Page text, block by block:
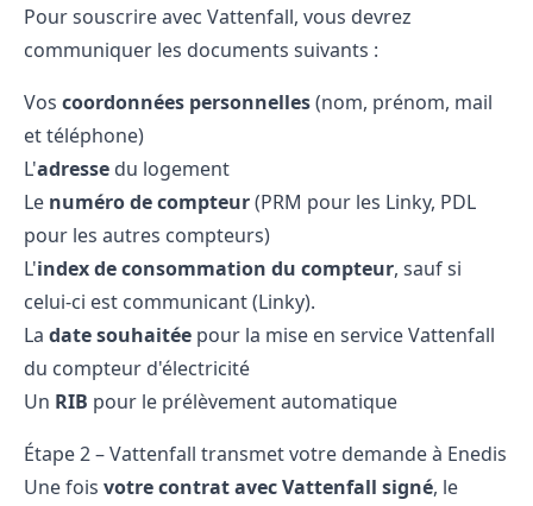
Pour souscrire avec Vattenfall, vous devrez
communiquer les documents suivants :
Vos coordonnées personnelles(nom, prénom, mail
et téléphone)
L'adresse du logement
Le numéro de compteur(PRM pour les Linky, PDL
pour les autres compteurs)
L'index de consommation du compteur, sauf si
celui-ci est communicant (Linky).
La date souhaitée pour la mise en service Vattenfall
du compteur d'électricité
Un RIB pour le prélèvement automatique
Étape 2 – Vattenfall transmet votre demande à Enedis
Une fois votre contrat avec Vattenfall signé, le